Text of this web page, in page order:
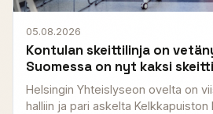
05.08.2026
Kontulan skeittilinja on
Suomessa on nyt kaksi
Helsingin Yhteislyseon ovelta on
halliin ja pari askelta Kelkkapuiston